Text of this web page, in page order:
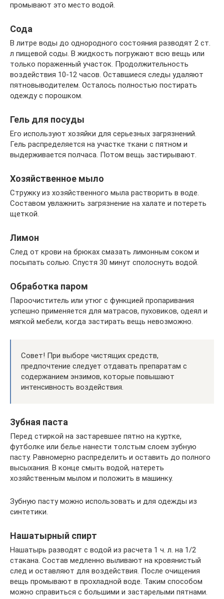
промывают это место водой.
Сода
В литре воды до однородного состояния разводят 2 ст.
л пищевой соды. В жидкость погружают всю вещь или
только пораженный участок. Продолжительность
воздействия 10-12 часов. Оставшиеся следы удаляют
пятновыводителем. Осталось полностью постирать
одежду с порошком.
Гель для посуды
Его используют хозяйки для серьезных загрязнений.
Гель распределяется на участке ткани с пятном и
выдерживается полчаса. Потом вещь застирывают.
Хозяйственное мыло
Стружку из хозяйственного мыла растворить в воде.
Составом увлажнить загрязнение на халате и потереть
щеткой.
Лимон
След от крови на брюках смазать лимонным соком и
посыпать солью. Спустя 30 минут сполоснуть водой.
Обработка паром
Пароочиститель или утюг с функцией пропаривания
успешно применяется для матрасов, пуховиков, одеял и
мягкой мебели, когда застирать вещь невозможно.
Совет! При выборе чистящих средств,
предпочтение следует отдавать препаратам с
содержанием энзимов, которые повышают
интенсивность воздействия.
Зубная паста
Перед стиркой на застаревшее пятно на куртке,
футболке или белье нанести толстым слоем зубную
пасту. Равномерно распределить и оставить до полного
высыхания. В конце смыть водой, натереть
хозяйственным мылом и положить в машинку.
Зубную пасту можно использовать и для одежды из
синтетики.
Нашатырный спирт
Нашатырь разводят с водой из расчета 1 ч. л. на 1/2
стакана. Состав медленно выливают на кровянистый
след и оставляют для воздействия. После очищения
вещь промывают в прохладной воде. Таким способом
можно справиться с большими и застарелыми пятнами.